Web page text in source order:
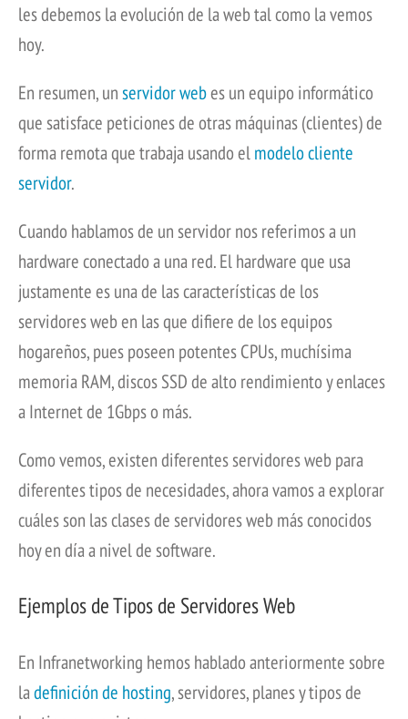
les debemos la evolución de la web tal como la vemos
hoy.
En resumen, unservidor webes un equipo informático
que satisface peticiones de otras máquinas (clientes) de
forma remota que trabaja usando elmodelo cliente
servidor.
Cuando hablamos de un servidor nos referimos a un
hardware conectado a una red. El hardware que usa
justamente es una de las características de los
servidores web en las que difiere de los equipos
hogareños, pues poseen potentes CPUs, muchísima
memoria RAM, discos SSD de alto rendimiento y enlaces
a Internet de 1Gbps o más.
Como vemos, existen diferentes servidores web para
diferentes tipos de necesidades, ahora vamos a explorar
cuáles son las clases de servidores web más conocidos
hoy en día a nivel de software.
Ejemplos de Tipos de Servidores Web
En Infranetworking hemos hablado anteriormente sobre
ladefinición de hosting, servidores, planes y tipos de